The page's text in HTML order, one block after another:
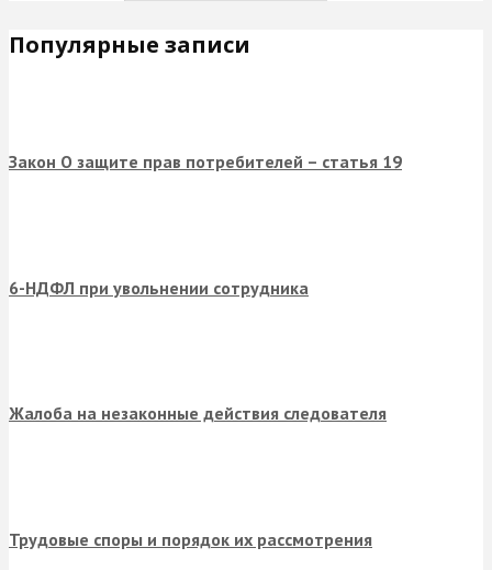
Популярные записи
Закон О защите прав потребителей – статья 19
6-НДФЛ при увольнении сотрудника
Жалоба на незаконные действия следователя
Трудовые споры и порядок их рассмотрения